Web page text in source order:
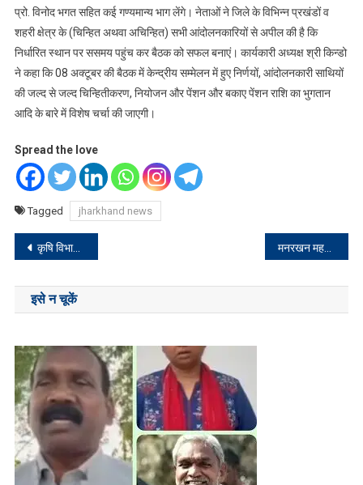
प्रो. विनोद भगत सहित कई गण्यमान्य भाग लेंगे। नेताओं ने जिले के विभिन्न प्रखंडों व
शहरी क्षेत्र के (चिन्हित अथवा अचिन्हित) सभी आंदोलनकारियों से अपील की है कि
निर्धारित स्थान पर ससमय पहुंच कर बैठक को सफल बनाएं। कार्यकारी अध्यक्ष श्री किन्डो
ने कहा कि 08 अक्टूबर की बैठक में केन्द्रीय सम्मेलन में हुए निर्णयों, आंदोलनकारी साथियों
की जल्द से जल्द चिन्हितीकरण, नियोजन और पेंशन और बकाए पेंशन राशि का भुगतान
आदि के बारे में विशेष चर्चा की जाएगी।
Spread the love
Tagged jharkhand news
Post
navigation
कृषि विभाग की राज्य संपोषित योजनाओं और केंद्र संपोषित योजनाओं की समीक्षा मनरखन महतो बीएड कॉलेज में प्रश्नोत्तरी प्रतियोगिता कार्यक्रम का किया गया आयोजन
इसे न चूकें